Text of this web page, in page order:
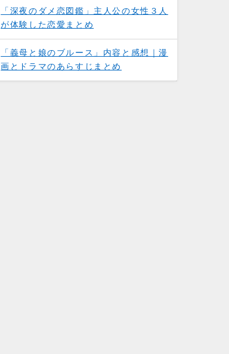
「深夜のダメ恋図鑑」主人公の女性３人
が体験した恋愛まとめ
「義母と娘のブルース」内容と感想｜漫
画とドラマのあらすじまとめ